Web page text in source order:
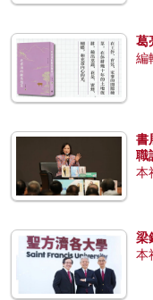
葛
編
書
職
本
梁
本